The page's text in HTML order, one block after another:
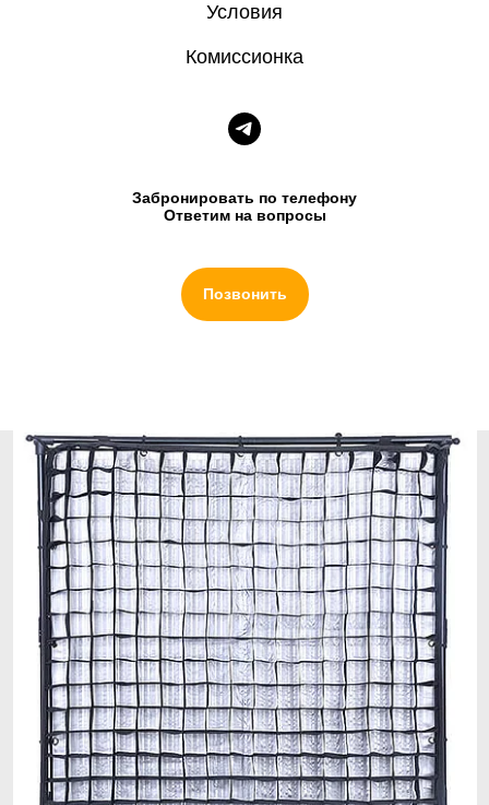
Условия
Комиссионка
Забронировать по телефону
Ответим на вопросы
Позвонить